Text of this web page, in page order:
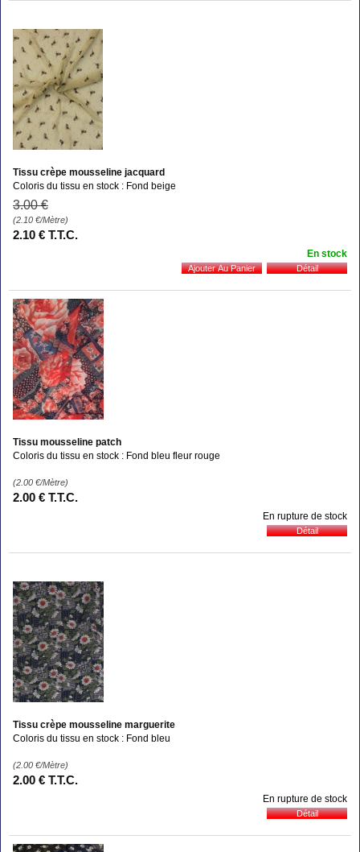
Tissu crèpe mousseline jacquard
Coloris du tissu en stock : Fond beige
3.00 €
(2.10 €/Mètre)
2.10 € T.T.C.
En stock
Tissu mousseline patch
Coloris du tissu en stock : Fond bleu fleur rouge
(2.00 €/Mètre)
2.00 € T.T.C.
En rupture de stock
Tissu crèpe mousseline marguerite
Coloris du tissu en stock : Fond bleu
(2.00 €/Mètre)
2.00 € T.T.C.
En rupture de stock